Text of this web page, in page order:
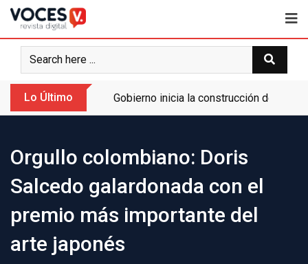
Lo Último Gobierno inicia la construcción de la
Orgullo colombiano: Doris
Salcedo galardonada con el
premio más importante del
arte japonés